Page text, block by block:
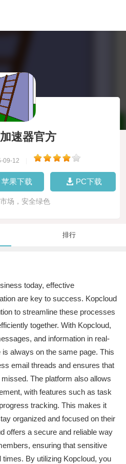
速器官方
09-12
苹果下载 PC下载
场，安全绿色
排行
today, effective
are key to success. Kopcloud
to streamline these processes
together. With Kopcloud,
and information in real-
always on the same page. This
email threads and ensures that
The platform also allows
with features such as task
tracking. This makes it
organized and focused on their
offers a secure and reliable way
ensuring that sensitive
times. By utilizing Kopcloud, you